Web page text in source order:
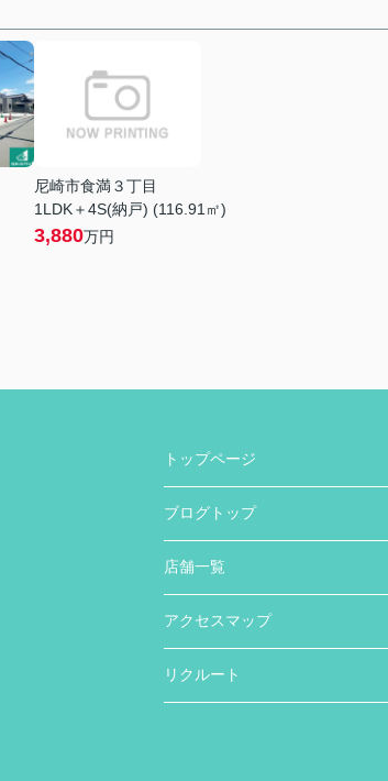
尼崎市食満３丁目
1LDK＋4S(納戸) (116.91㎡)
3,880万円
トップページ
ブログトップ
店舗一覧
アクセスマップ
リクルート